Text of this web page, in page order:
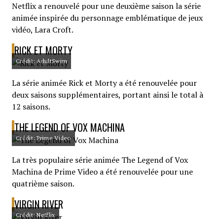
Netflix a renouvelé pour une deuxième saison la série
animée inspirée du personnage emblématique de jeux
vidéo, Lara Croft.
RICK ET MORTY
Crédit: AdultSwim
La série animée Rick et Morty a été renouvelée pour
deux saisons supplémentaires, portant ainsi le total à
12 saisons.
THE LEGEND OF VOX MACHINA
Crédit: Prime Video
La très populaire série animée The Legend of Vox
Machina de Prime Video a été renouvelée pour une
quatrième saison.
VIRGIN RIVER
Crédit: Netflix